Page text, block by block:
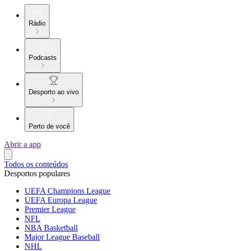
Rádio
Podcasts
Desporto ao vivo
Perto de você
Abrir a app
Todos os conteúdos
Desportos populares
UEFA Champions League
UEFA Europa League
Premier League
NFL
NBA Basketball
Major League Baseball
NHL